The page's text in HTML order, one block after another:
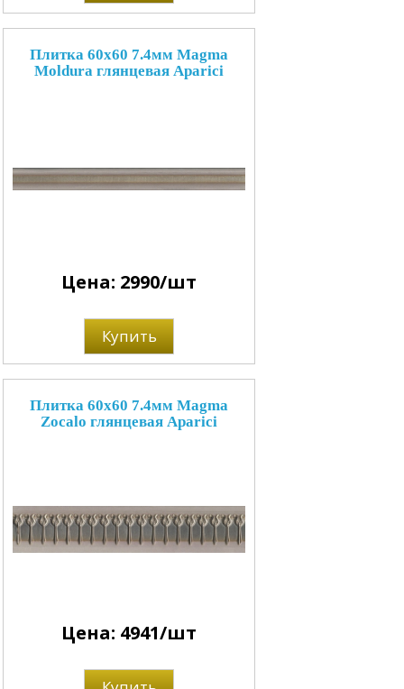
Плитка 60x60 7.4мм Magma
Moldura глянцевая Aparici
Цена: 2990/шт
Купить
Плитка 60x60 7.4мм Magma
Zocalo глянцевая Aparici
Цена: 4941/шт